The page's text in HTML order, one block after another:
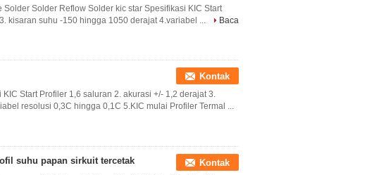
Solder Solder Reflow Solder kic star Spesifikasi KIC Start
kisaran suhu -150 hingga 1050 derajat 4.variabel ...
Baca
Kontak
Start Profiler 1,6 saluran 2. akurasi +/- 1,2 derajat 3.
resolusi 0,3C hingga 0,1C 5.KIC mulai Profiler Termal ...
suhu papan sirkuit tercetak Kontak